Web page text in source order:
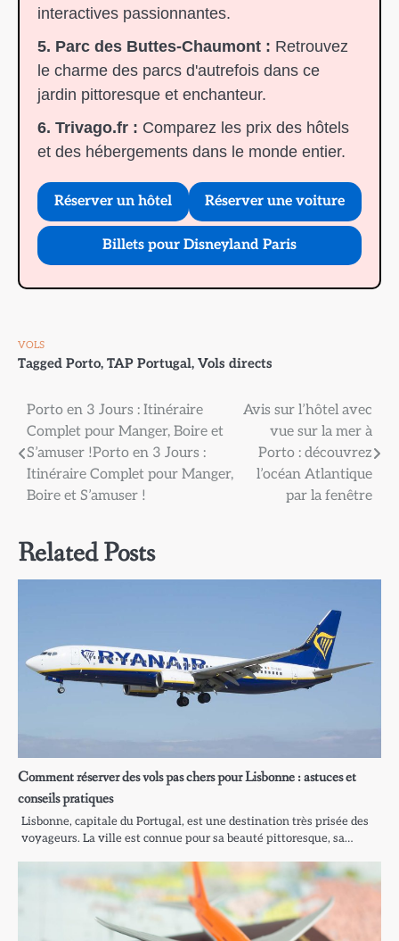
interactives passionnantes.
5. Parc des Buttes-Chaumont : Retrouvez
le charme des parcs d'autrefois dans ce
jardin pittoresque et enchanteur.
6. Trivago.fr : Comparez les prix des hôtels
et des hébergements dans le monde entier.
Réserver un hôtel Réserver une voiture
Billets pour Disneyland Paris
VOLS
Tagged Porto, TAP Portugal, Vols directs
Navigation
de
l’article
Porto en 3 Jours : Itinéraire
Complet pour Manger, Boire et
S’amuser !Porto en 3 Jours :
Itinéraire Complet pour Manger,
Boire et S’amuser !
Avis sur l’hôtel avec
vue sur la mer à
Porto : découvrez
l’océan Atlantique
par la fenêtre
Related Posts
Comment réserver des vols pas chers pour Lisbonne : astuces et
conseils pratiques
Lisbonne, capitale du Portugal, est une destination très prisée des
voyageurs. La ville est connue pour sa beauté pittoresque, sa…